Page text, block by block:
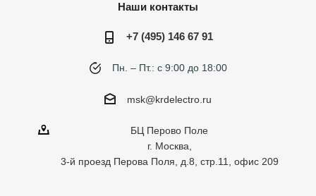
Наши контакты
+7 (495) 146 67 91
Пн. – Пт.: с 9:00 до 18:00
msk@krdelectro.ru
БЦ Перово Поле
г. Москва,
3-й проезд Перова Поля, д.8, стр.11, офис 209